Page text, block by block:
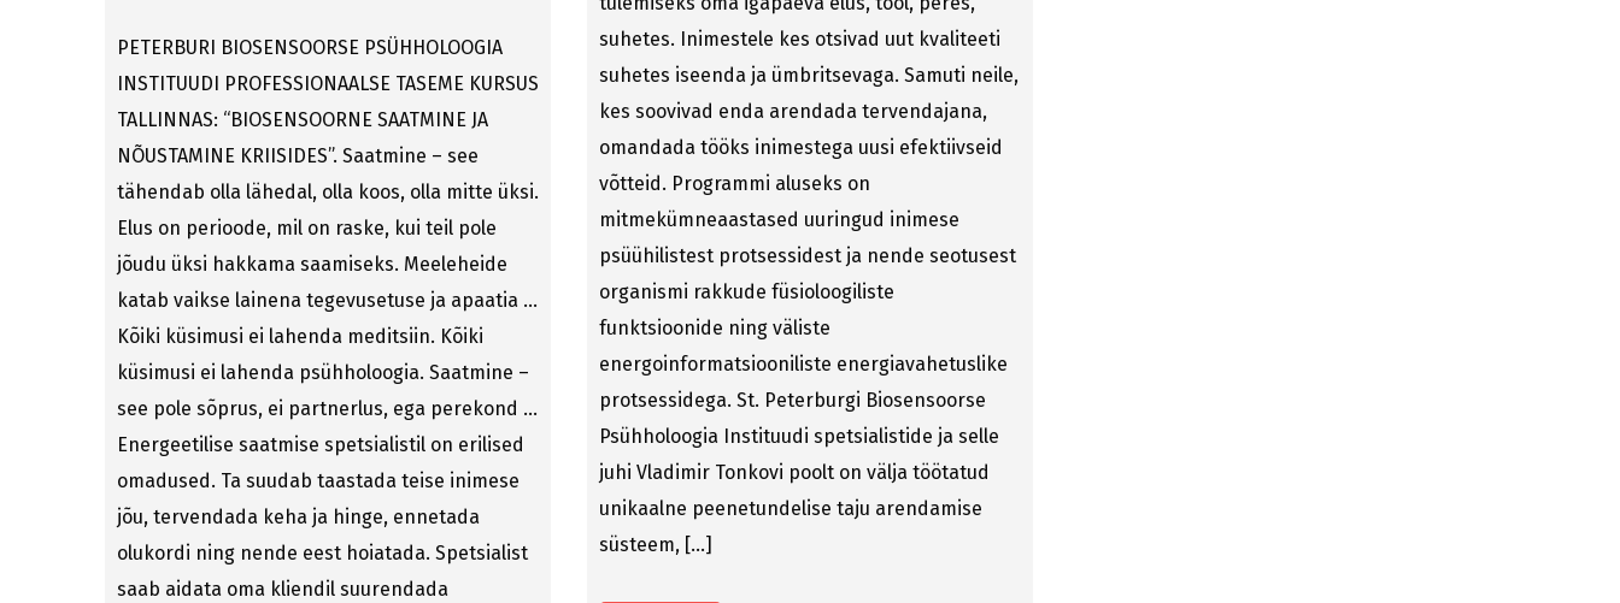
suhetes. Inimestele kes otsivad uut kvaliteeti
suhetes iseenda ja ümbritsevaga. Samuti neile,
kes soovivad enda arendada tervendajana,
omandada tööks inimestega uusi efektiivseid
võtteid. Programmi aluseks on
mitmekümneaastased uuringud inimese
psüühilistest protsessidest ja nende seotusest
organismi rakkude füsioloogiliste
funktsioonide ning väliste
energoinformatsiooniliste energiavahetuslike
protsessidega. St. Peterburgi Biosensoorse
Psühholoogia Instituudi spetsialistide ja selle
juhi Vladimir Tonkovi poolt on välja töötatud
unikaalne peenetundelise taju arendamise
süsteem, […]
PETERBURI BIOSENSOORSE PSÜHHOLOOGIA
INSTITUUDI PROFESSIONAALSE TASEME KURSUS
TALLINNAS: “BIOSENSOORNE SAATMINE JA
NÕUSTAMINE KRIISIDES”. Saatmine – see
tähendab olla lähedal, olla koos, olla mitte üksi.
Elus on perioode, mil on raske, kui teil pole
jõudu üksi hakkama saamiseks. Meeleheide
katab vaikse lainena tegevusetuse ja apaatia …
Kõiki küsimusi ei lahenda meditsiin. Kõiki
küsimusi ei lahenda psühholoogia. Saatmine –
see pole sõprus, ei partnerlus, ega perekond …
Energeetilise saatmise spetsialistil on erilised
omadused. Ta suudab taastada teise inimese
jõu, tervendada keha ja hinge, ennetada
olukordi ning nende eest hoiatada. Spetsialist
saab aidata oma kliendil suurendada